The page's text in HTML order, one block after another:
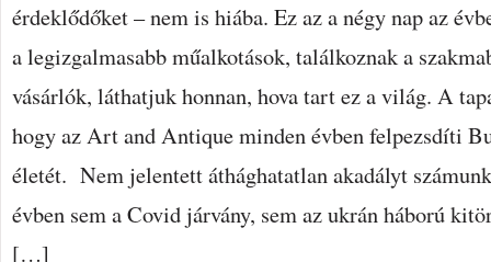
érdeklődőket – nem is hiába. Ez az a négy nap az
a legizgalmasabb műalkotások, találkoznak a
vásárlók, láthatjuk honnan, hova tart ez a világ. A
hogy az Art and Antique minden évben felpezsdíti
életét. Nem jelentett áthághatatlan akadályt
évben sem a Covid járvány, sem az ukrán háború
[…]